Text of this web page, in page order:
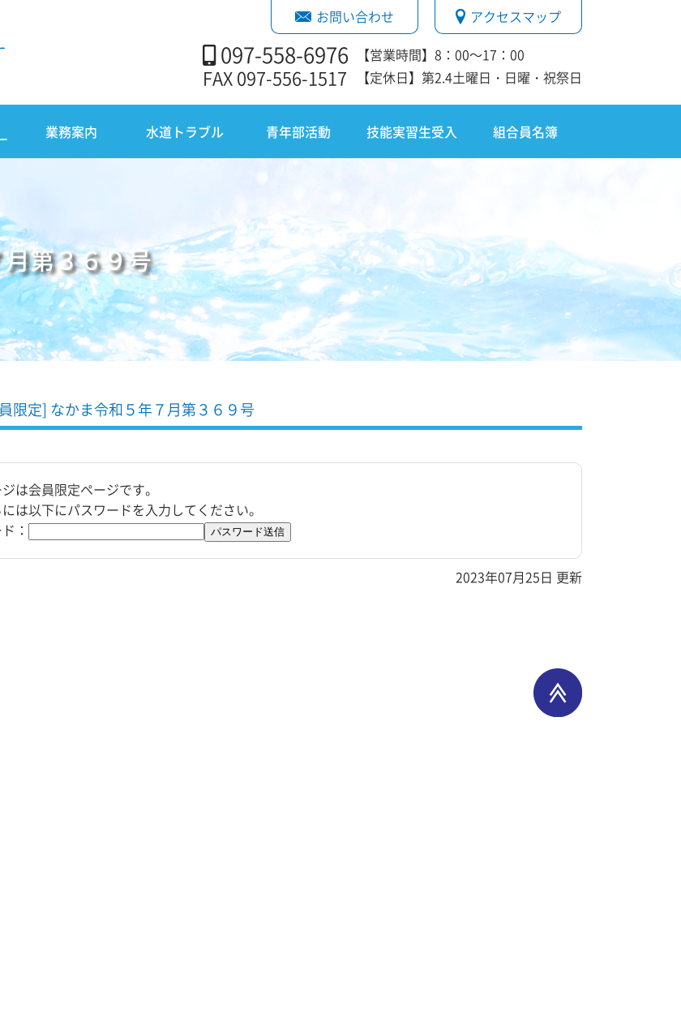
お問い合わせ アクセスマップ
097-558-6976
FAX 097-556-1517
【営業時間】8：00～17：00
【定休日】第2.4土曜日・日曜・祝祭日
業務案内 水道トラブル 青年部活動 技能実習生受入 組合員名簿
第３６９号
限定] なかま令和５年７月第３６９号
は会員限定ページです。
は以下にパスワードを入力してください。
：
2023年07月25日 更新